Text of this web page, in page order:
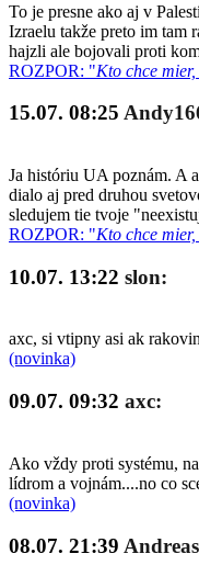
To je presne ako aj v
Izraelu takže preto im tam
hajzli ale bojovali proti
ROZPOR: "Kto chce
15.07. 08:25
Ja históriu UA poznám. A
dialo aj pred druhou
sledujem tie tvoje
ROZPOR: "Kto chce
10.07. 13:22 slon:
axc, si vtipny asi ak
(novinka)
09.07. 09:32 axc:
Ako vždy proti systému,
lídrom a vojnám....no co
(novinka)
08.07. 21:39